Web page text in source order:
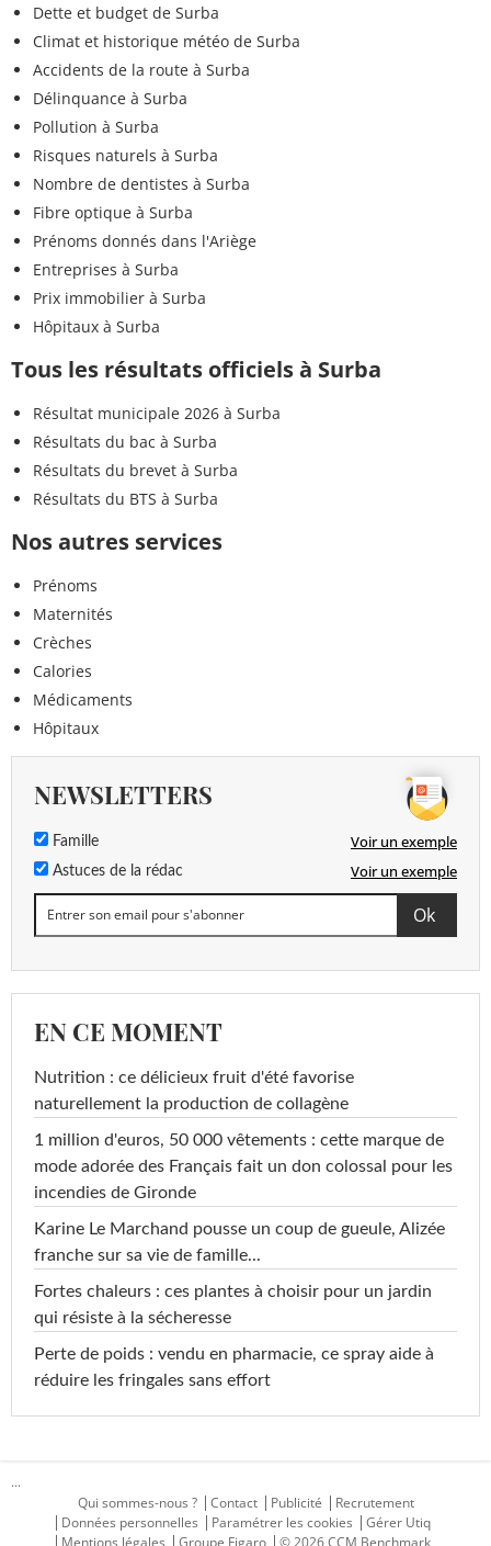
Dette et budget de Surba
Climat et historique météo de Surba
Accidents de la route à Surba
Délinquance à Surba
Pollution à Surba
Risques naturels à Surba
Nombre de dentistes à Surba
Fibre optique à Surba
Prénoms donnés dans l'Ariège
Entreprises à Surba
Prix immobilier à Surba
Hôpitaux à Surba
Tous les résultats officiels à Surba
Résultat municipale 2026 à Surba
Résultats du bac à Surba
Résultats du brevet à Surba
Résultats du BTS à Surba
Nos autres services
Prénoms
Maternités
Crèches
Calories
Médicaments
Hôpitaux
NEWSLETTERS
Famille Voir un exemple
Astuces de la rédac Voir un exemple
EN CE MOMENT
Nutrition : ce délicieux fruit d'été favorise
naturellement la production de collagène
1 million d'euros, 50 000 vêtements : cette marque de
mode adorée des Français fait un don colossal pour les
incendies de Gironde
Karine Le Marchand pousse un coup de gueule, Alizée
franche sur sa vie de famille...
Fortes chaleurs : ces plantes à choisir pour un jardin
qui résiste à la sécheresse
Perte de poids : vendu en pharmacie, ce spray aide à
réduire les fringales sans effort
...
Qui sommes-nous ?
Contact Publicité
Recrutement
Données personnelles
Paramétrer les cookies
Gérer Utiq
Mentions légales
Groupe Figaro © 2026 CCM Benchmark